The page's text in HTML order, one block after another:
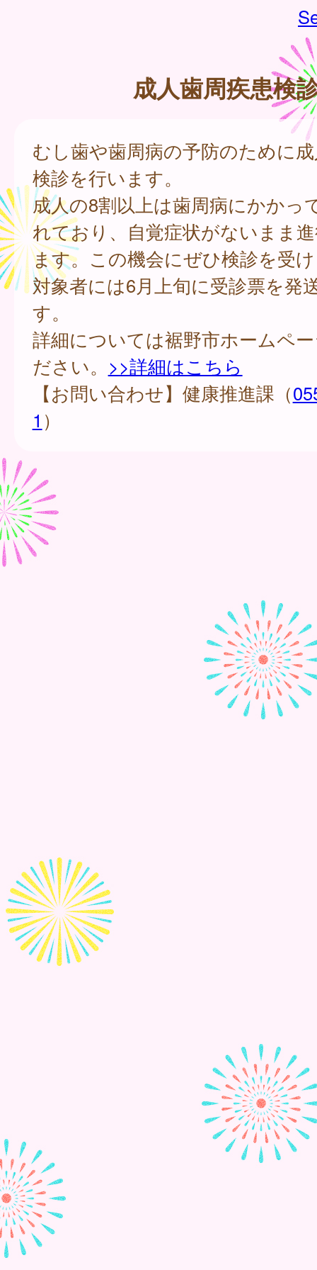
成人歯周疾患検
むし歯や歯周病の予防のために
検診を行います。
成人の8割以上は歯周病にかかっ
れており、自覚症状がないまま
ます。この機会にぜひ検診を受
対象者には6月上旬に受診票を発
す。
詳細については裾野市ホームペ
ださい。 >>詳細はこちら
【お問い合わせ】健康推進課（
1 ）